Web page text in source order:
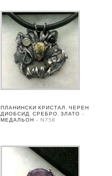
ПЛАНИНСКИ КРИСТАЛ, ЧЕРЕН
ДИОБСИД, СРЕБРО, ЗЛАТО –
МЕДАЛЬОН – N758